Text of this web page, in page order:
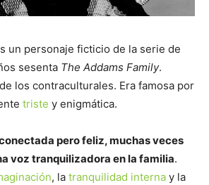
un personaje ficticio de la serie de
sesenta The Addams Family.
los contraculturales. Era famosa por
triste y enigmática.
pero feliz, muchas veces
voz tranquilizadora en la familia.
, la tranquilidad interna y la